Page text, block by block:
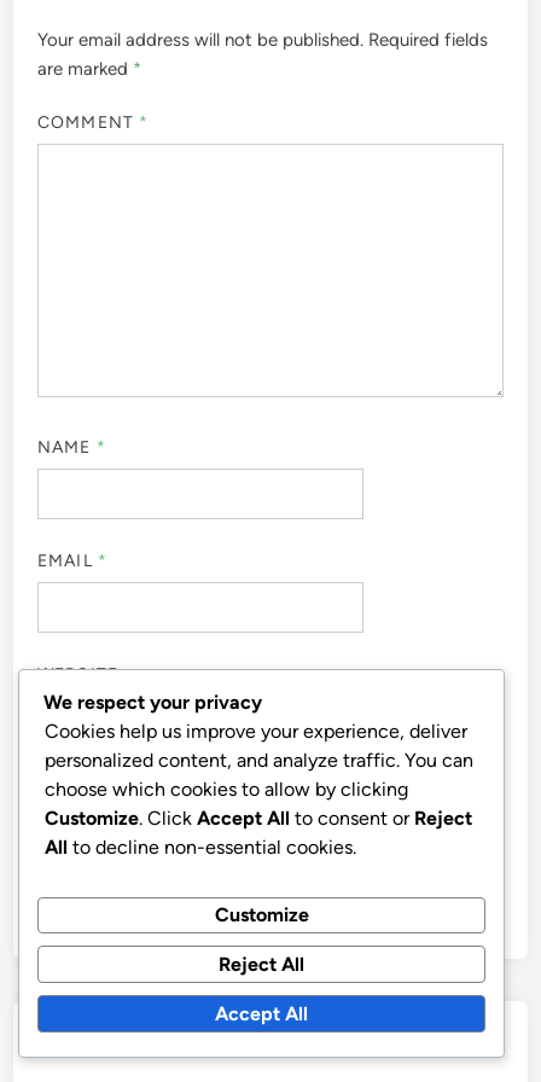
Your email address will not be published. Required fields
are marked *
COMMENT *
NAME *
EMAIL *
WEBSITE
SAVE MY NAME, EMAIL, AND WEBSITE IN THIS
BROWSER FOR THE NEXT TIME I COMMENT.
Collegamenti Rapidi
We respect your privacy
Cookies help us improve your experience, deliver
personalized content, and analyze traffic. You can
choose which cookies to allow by clicking
Customize. Click Accept All to consent or Reject
All to decline non-essential cookies.
Customize
Reject All
Accept All